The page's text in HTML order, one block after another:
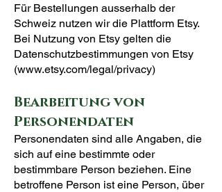
Für Bestellungen ausserhalb der
Schweiz nutzen wir die Plattform Etsy.
Bei Nutzung von Etsy gelten die
Datenschutzbestimmungen von Etsy
(www.etsy.com/legal/privacy)
Bearbeitung von
Personendaten
Personendaten sind alle Angaben, die
sich auf eine bestimmte oder
bestimmbare Person beziehen. Eine
betroffene Person ist eine Person, über